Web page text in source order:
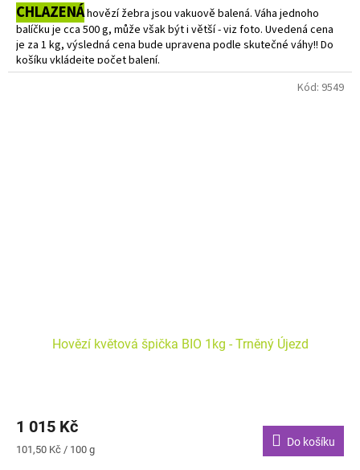
CHLAZENÁhovězí žebra jsou vakuově balená. Váha jednoho
balíčku je cca 500 g, může však být i větší - viz foto. Uvedená cena
je za 1 kg, výsledná cena bude upravena podle skutečné váhy!! Do
košíku vkládejte počet balení.
Hovězí květová špička BIO 1kg - Trněný Újezd
1 015 Kč
Měrná
101,50 Kč / 100 g
Do košíku
Kód: 9549